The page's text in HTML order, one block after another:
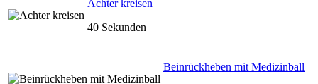
Achter kreisen
40 Sekunden
Beinrückheben mit Medizinball